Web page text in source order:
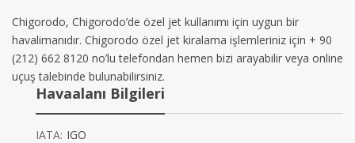
Chigorodo, Chigorodo’de özel jet kullanımı için uygun bir
havalimanıdır. Chigorodo özel jet kiralama işlemleriniz için + 90
(212) 662 8120 no’lu telefondan hemen bizi arayabilir veya online
uçuş talebinde bulunabilirsiniz.
Havaalanı Bilgileri
IATA: IGO